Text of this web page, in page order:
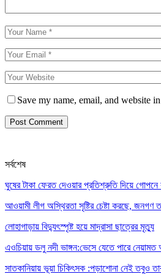
Save my name, email, and website
সর্বশেষ
ঘুষের টাকা ফেরত দেওয়ার প্রতিশ্রুতি দিয়ে
আওয়ামী লীগ অস্থিরতা সৃষ্টির চেষ্টা করছে,
লোহাগাড়ায় বিদ্যুৎস্পৃষ্ট হয়ে মাদ্রাসা ছাত্রের মৃত্যু
এওচিয়ায় ডলু নদী ভাঙ্গন:ভেসে যেতে পারে নেয়ামত
সাতকানিয়ায় ভূয়া চিকিৎসক :পড়াশোনা নেই তবুও